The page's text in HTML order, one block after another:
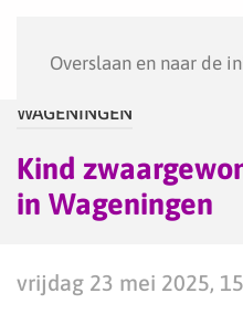
Overslaan en naar de
WAGENINGEN
Kind
in Wageningen
vrijdag 23 mei 2025,